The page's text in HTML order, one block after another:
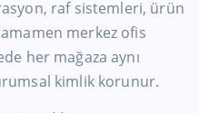
raf sistemleri, ürün
merkez ofis
her mağaza aynı
kimlik korunur.